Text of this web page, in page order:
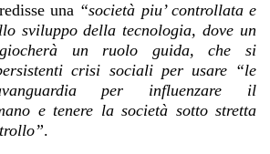
una “società piu’ controllata e
sviluppo della tecnologia, dove un
un ruolo guida, che si
crisi sociali per usare “le
per influenzare il
e tenere la società sotto stretta
.